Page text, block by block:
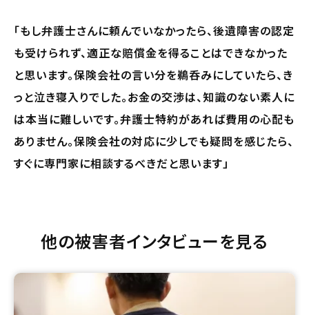
「もし弁護士さんに頼んでいなかったら、後遺障害の認定
も受けられず、適正な賠償金を得ることはできなかった
と思います。保険会社の言い分を鵜呑みにしていたら、き
っと泣き寝入りでした。お金の交渉は、知識のない素人に
は本当に難しいです。弁護士特約があれば費用の心配も
ありません。保険会社の対応に少しでも疑問を感じたら、
すぐに専門家に相談するべきだと思います」
他の被害者インタビューを見る